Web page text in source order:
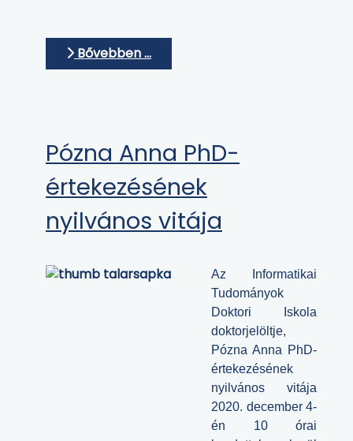
Bővebben …
Pózna Anna PhD-
értekezésének
nyilvános vitája
Az Informatikai
Tudományok
Doktori Iskola
doktorjelöltje,
Pózna Anna PhD-
értekezésének
nyilvános vitája
2020. december 4-
én 10 órai